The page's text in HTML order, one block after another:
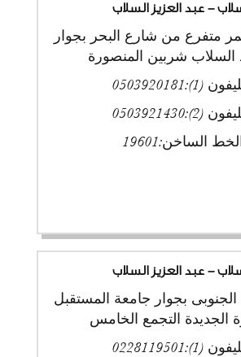
- عبد العزيز السلاب
من شارع البحر بجوار
شربين المنصورة
(1):
0503920181
(2):
0503921430
الخط الساخن:19601
- عبد العزيز السلاب
بجوار جامعة المستقبل
الجديدة التجمع الخامس
(1):
0228119501